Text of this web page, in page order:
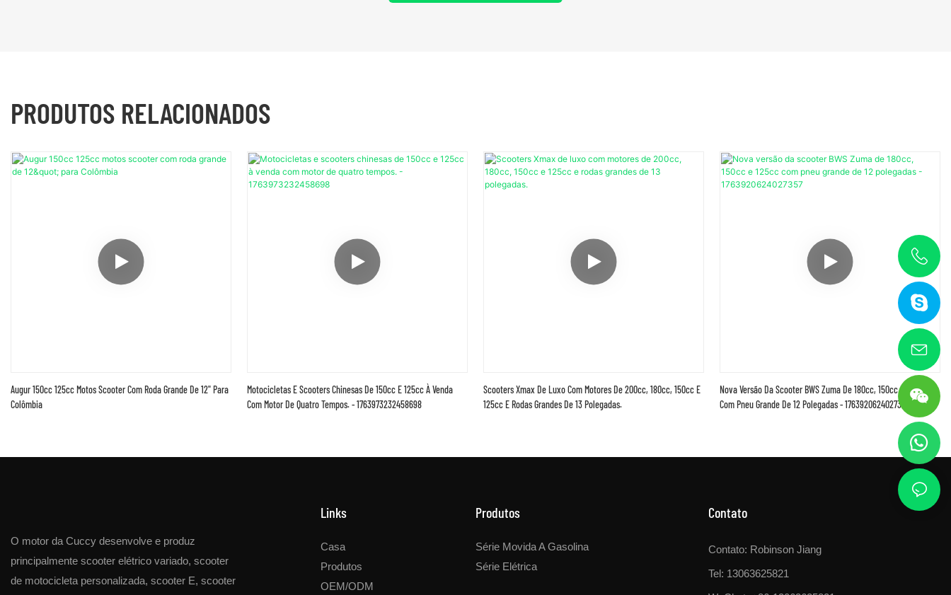
PRODUTOS RELACIONADOS
Augur 150cc 125cc Motos Scooter Com Roda Grande De 12" Para
Colômbia
Motocicletas E Scooters Chinesas De 150cc E 125cc À Venda
Com Motor De Quatro Tempos. - 1763973232458698
Scooters Xmax De Luxo Com Motores De 200cc, 180cc, 150cc E
125cc E Rodas Grandes De 13 Polegadas.
Nova Versão Da Scooter BWS Zuma De 180cc, 150cc E 125cc
Com Pneu Grande De 12 Polegadas - 1763920624027357
O motor da Cuccy desenvolve e produz
principalmente scooter elétrico variado, scooter
de motocicleta personalizada, scooter E, scooter
Links
Casa
Produtos
OEM/ODM
Produtos
Série Movida A Gasolina
Série Elétrica
Contato
Contato: Robinson Jiang
Tel: 13063625821